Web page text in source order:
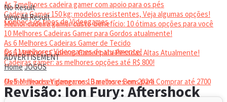
As 7 melhores cadeira gamer com apoio para os pés
Cadeira Gamer 150 kg: modelos resistentes, Veja algumas opções!
Melhor cadeira gamer custo-benefício: 10 ótimas opções para você
10 Melhores Cadeiras Gamer para Gordos atualmente!
As 6 Melhores Cadeiras Gamer de Tecido
As 6 Melhores Cadeiras Gamer para Pessoas Altas Atualmente!
Cadeiras gamer: as melhores opções até R$ 800!
HEADSET
Melhor headset gamer: os 10 melhores em 2024!
Conheça os tipos de Videogames
Os 11 melhores Videogames de atualmente!
Os 5 Melhores Videogames Baratos e Bons para Comprar até 2700
No Result
View All Result
ADVERTISEMENT
HomeJOGOS
Revisão: Ion Fury: Aftershock